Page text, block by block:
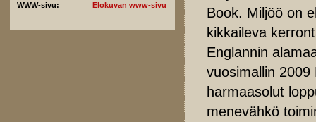
WWW-sivu:
Elokuvan www-sivu
Book. Miljöö on
kikkaileva
Englannin
vuosimallin
harmaasolut
menevähkö